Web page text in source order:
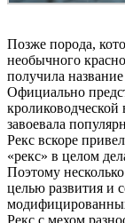
Позже порода,
необычного
получила
Официально
завоевала
Рекс вскоре
«рекс» в целом
Поэтому
целью развития и
Рекс с мехом